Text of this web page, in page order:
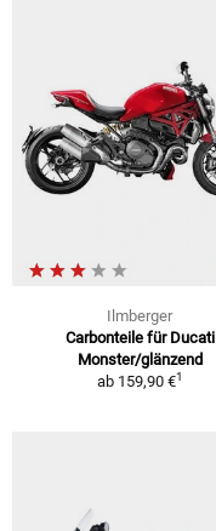
Ilmberger
Carbonteile für Ducati
Monster/glänzend
ab 159,90 €1